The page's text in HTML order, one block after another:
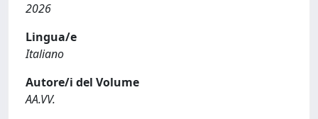
2026
Lingua/e
Italiano
Autore/i del Volume
AA.VV.